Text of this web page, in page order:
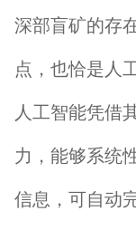
深部盲矿的存
点，也恰是人
人工智能凭借
力，能够系统
信息，可自动